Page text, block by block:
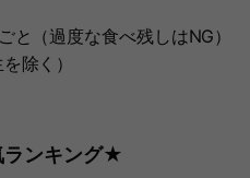
と（過度な食べ残しはNG）
除く）
ランキング★